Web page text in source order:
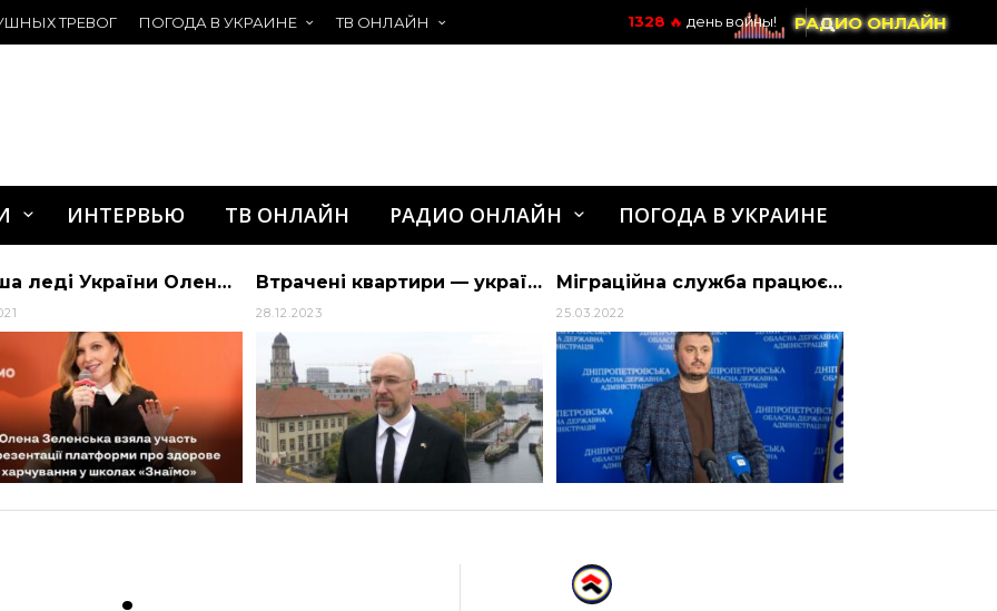
ТРЕВОГ ПОГОДА В УКРАИНЕ ТВ ОНЛАЙН РАДИО ОНЛАЙН
1328 🔥день войны!
ИНТЕРВЬЮ ТВ ОНЛАЙН РАДИО ОНЛАЙН ПОГОДА В УКРАИНЕ
Перша леді України Олена Зеленська взяла участь у презентації платформи про зд… | АЛИБИ Втрачені квартири — українці починають отримувати компенсації — Україна
28.12.2023
Міграційна служба працює в штатному режимі, але за умовами воєнного часу
25.03.2022